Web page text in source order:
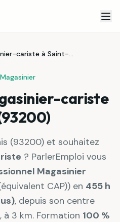
Magasinier-cariste à Saint-Denis
cariste
(93200) et souhaitez
? ParlerEmploi vous
Magasinier
CAP)) en 455 h
, depuis son centre
à 3 km. Formation 100 %